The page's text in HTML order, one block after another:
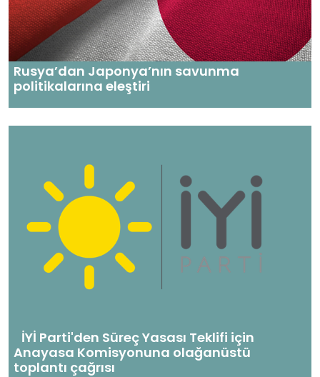
Rusya’dan Japonya’nın savunma
politikalarına eleştiri
İYİ Parti'den Süreç Yasası Teklifi için
Anayasa Komisyonuna olağanüstü
toplantı çağrısı